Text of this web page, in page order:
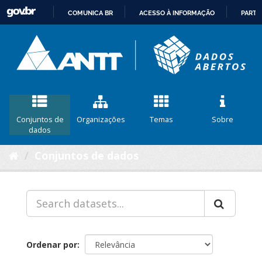
CONTEÚDO
COMUNICA BR ACESSO À INFORMAÇÃO
Conjuntos de
dados
Organizações Temas Sobre
Ordenar por